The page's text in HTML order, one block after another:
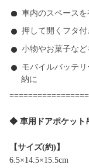
車内のスペース
押して開くフタ
小物やお菓子な
モバイルバッテ
納に
◆ 車用ドアポケット
【サイズ(約)】
6.5×14.5×15.5cm